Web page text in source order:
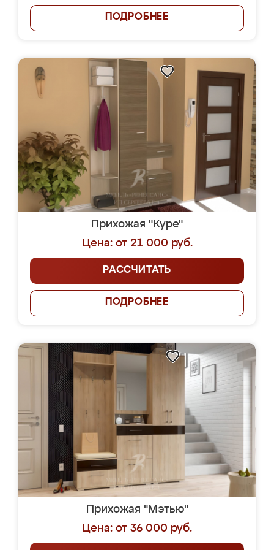
ПОДРОБНЕЕ
Прихожая "Куре"
Цена: от 21 000 руб.
РАССЧИТАТЬ
ПОДРОБНЕЕ
Прихожая "Мэтью"
Цена: от 36 000 руб.